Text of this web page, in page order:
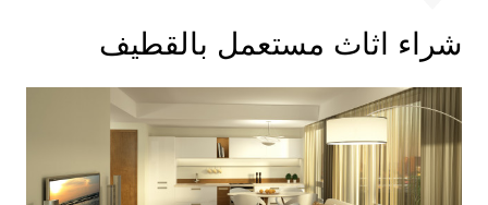
شراء اثاث مستعمل بالقطيف